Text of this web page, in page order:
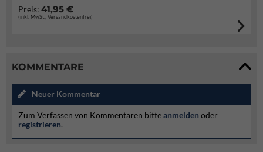
Preis: 41,95 €
(inkl. MwSt., Versandkostenfrei)
KOMMENTARE
Neuer Kommentar
Zum Verfassen von Kommentaren bitteanmelden oder
registrieren.